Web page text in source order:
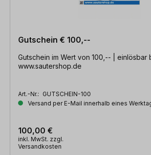
Gutschein € 100,--
Gutschein im Wert von 100,-- | einlösbar
www.sautershop.de
Art.-Nr.: GUTSCHEIN-100
Versand per E-Mail innerhalb eines
100,00 €
inkl. MwSt. zzgl.
Versandkosten